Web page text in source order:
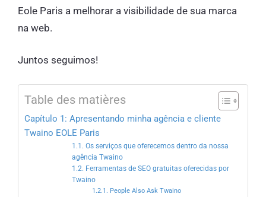
Eole Paris a melhorar a visibilidade de sua marca
na web.
Juntos seguimos!
Table des matières
Capítulo 1: Apresentando minha agência e cliente
Twaino EOLE Paris
1.1. Os serviços que oferecemos dentro da nossa
agência Twaino
1.2. Ferramentas de SEO gratuitas oferecidas por
Twaino
1.2.1. People Also Ask Twaino